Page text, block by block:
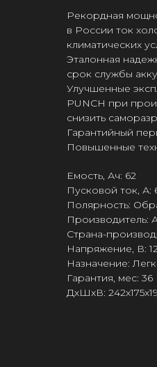
Рекордная
в России ток
климатических
Эталонная
срок службы
Улучшенные
PUNCH при
снизить
Гарантийный
Повышенные
Емость, Ач: 62
Пусковой ток, А:
Полярность:
Производитель:
Страна-
Напряжение, В:
Назначение:
Гарантия, мес: 36
ДxШxВ: